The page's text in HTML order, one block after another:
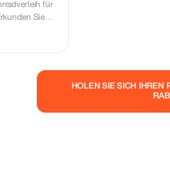
für
Sie
Sichere
HOLEN SIE SICH IHREN